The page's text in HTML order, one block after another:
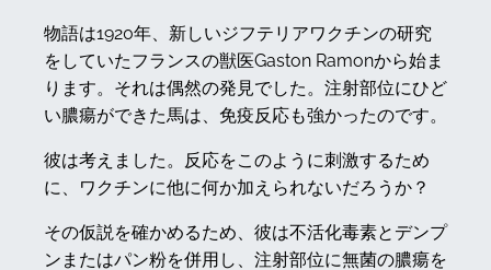
物語は1920年、新しいジフテリアワクチンの研究
をしていたフランスの獣医Gaston Ramonから始ま
ります。それは偶然の発見でした。注射部位にひど
い膿瘍ができた馬は、免疫反応も強かったのです。
彼は考えました。反応をこのように刺激するため
に、ワクチンに他に何か加えられないだろうか？
その仮説を確かめるため、彼は不活化毒素とデンプ
ンまたはパン粉を併用し、注射部位に無菌の膿瘍を